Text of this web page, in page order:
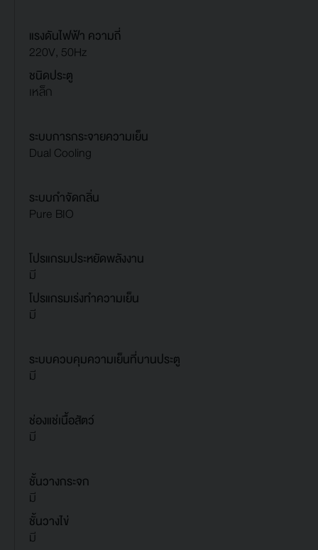
แรงดันไฟฟ้า ความถี่
220V, 50Hz
ชนิดประตู
เหล็ก
ระบบการกระจายความเย็น
Dual Cooling
ระบบกำจัดกลิ่น
Pure BIO
โปรแกรมประหยัดพลังงาน
มี
โปรแกรมเร่งทำความเย็น
มี
ระบบควบคุมความเย็นที่บานประตู
มี
ช่องแช่เนื้อสัตว์
มี
ชั้นวางกระจก
มี
ชั้นวางไข่
มี